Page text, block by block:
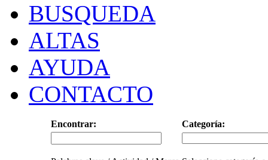
BUSQUEDA
ALTAS
AYUDA
CONTACTO
Encontrar: Categoría: